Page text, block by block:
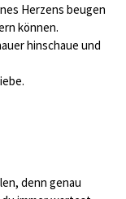
Herzens beugen
können.
hinschaue und
denn genau